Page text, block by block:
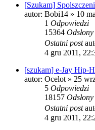
[Szukam]
autor: Bobi14 » 10
1 Odpowiedzi
15364 Odsłony
Ostatni post
4 gru 2011,
[szukam] e-Jay Hip-
autor: Ocelot » 25
5 Odpowiedzi
18157 Odsłony
Ostatni post
4 gru 2011,